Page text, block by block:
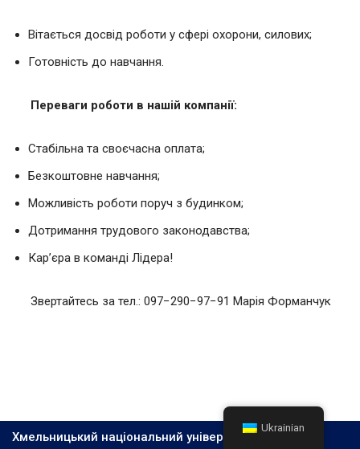
Вітається досвід роботи у сфері охорони, силових;
Готовність до навчання.
Переваги роботи в нашій компанії:
Стабільна та своєчасна оплата;
Безкоштовне навчання;
Можливість роботи поруч з будинком;
Дотримання трудового законодавства;
Кар’єра в команді Лідера!
Звертайтесь за тел.: 097−290−97−91 Марія Форманчук
Хмельницький національний університет, 2026
Ukrainian